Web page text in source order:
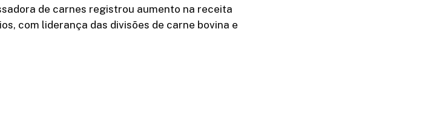
de carnes registrou aumento na receita
com liderança das divisões de carne bovina e